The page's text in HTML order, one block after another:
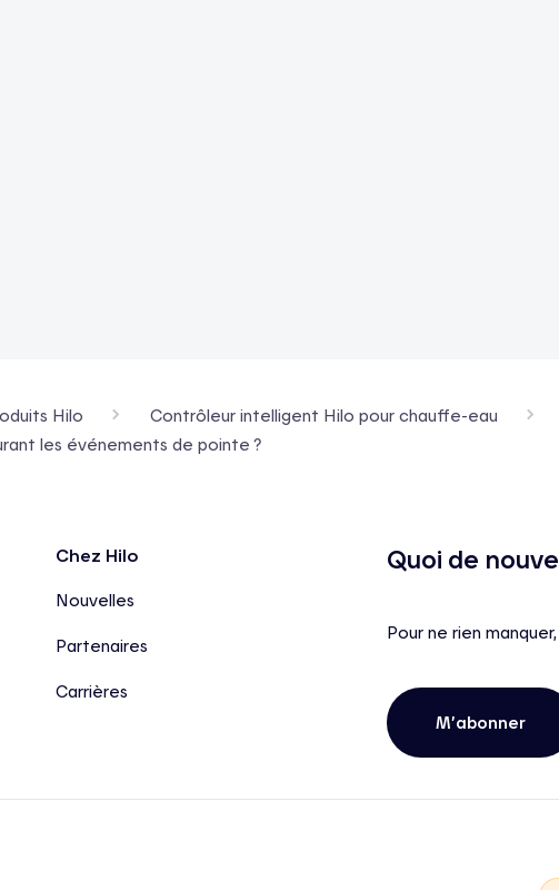
Hilo
Contrôleur intelligent Hilo pour chauffe-eau
les événements de pointe ?
Chez Hilo
Nouvelles
Partenaires
Carrières
Quoi de
Pour ne rien
M’abonner